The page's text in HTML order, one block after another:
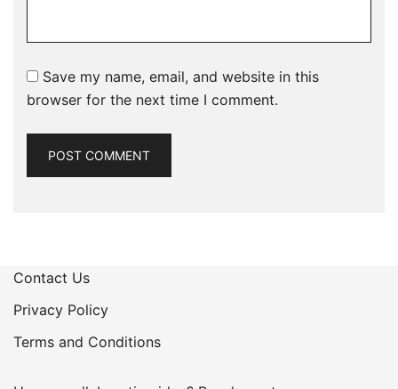
Save my name, email, and website in this
browser for the next time I comment.
Contact Us
Privacy Policy
Terms and Conditions